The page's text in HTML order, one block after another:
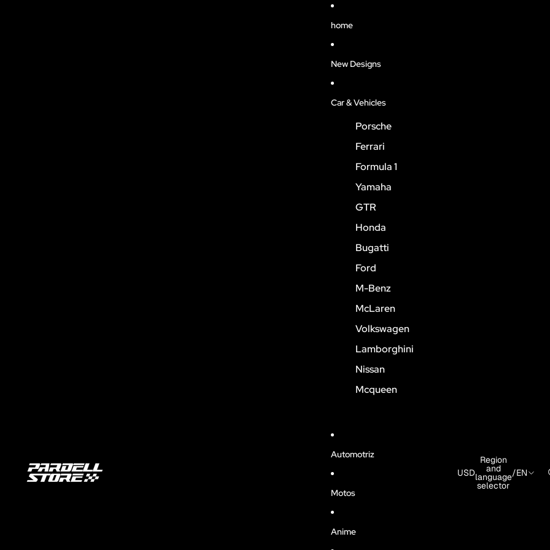
home
New Designs
Car & Vehicles
Porsche
Ferrari
Formula 1
Yamaha
GTR
Honda
Bugatti
Ford
M-Benz
McLaren
Volkswagen
Lamborghini
Nissan
Mcqueen
Automotriz
Motos
Anime
USD
Region
and
language
selector
/EN